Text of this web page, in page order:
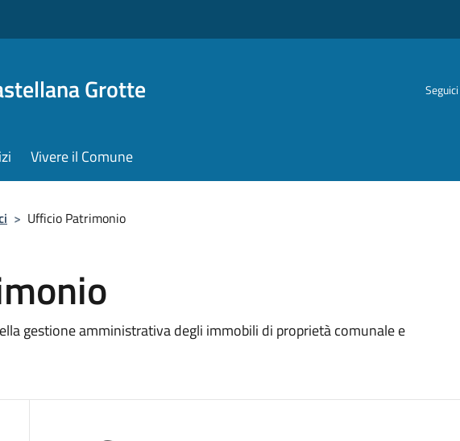
Grotte
Vivere il Comune
> Ufficio Patrimonio
gestione amministrativa degli immobili di proprietà comunale e